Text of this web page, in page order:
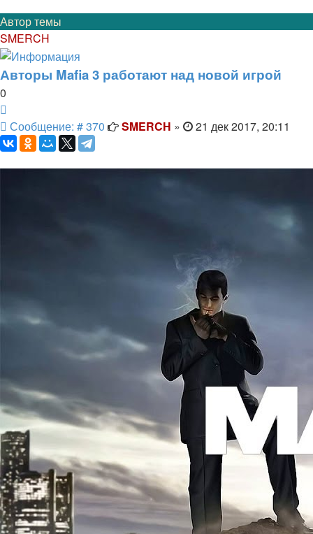
Автор темы
SMERCH
Авторы Mafia 3 работают над новой игрой
0
Сообщение: # 370 Сообщение
SMERCH » 21 дек 2017, 20:11